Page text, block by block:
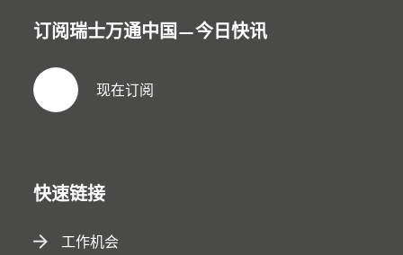
订阅瑞士万通中国—今日快讯
现在订阅
快速链接
工作机会